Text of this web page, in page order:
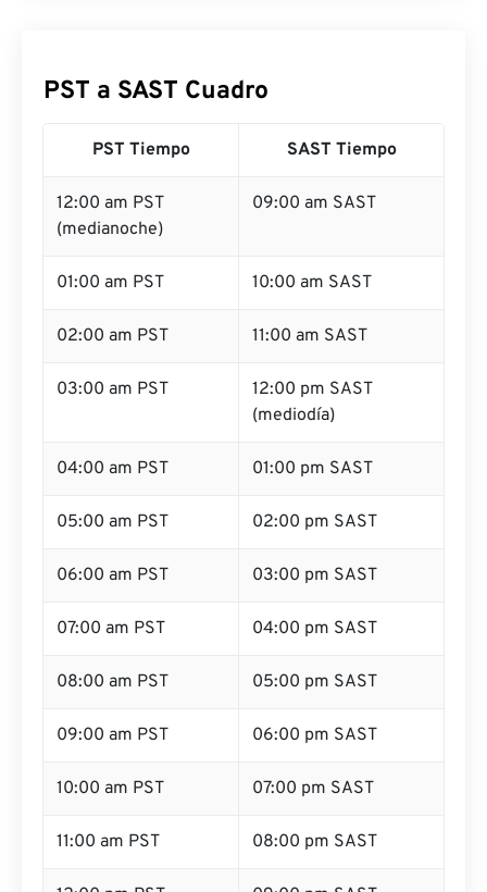
PST a SAST Cuadro
PST Tiempo SAST Tiempo
12:00 am PST
(medianoche)
09:00 am SAST
01:00 am PST 10:00 am SAST
02:00 am PST 11:00 am SAST
03:00 am PST
12:00 pm SAST
(mediodía)
04:00 am PST 01:00 pm SAST
05:00 am PST 02:00 pm SAST
06:00 am PST 03:00 pm SAST
07:00 am PST 04:00 pm SAST
08:00 am PST 05:00 pm SAST
09:00 am PST 06:00 pm SAST
10:00 am PST 07:00 pm SAST
11:00 am PST 08:00 pm SAST